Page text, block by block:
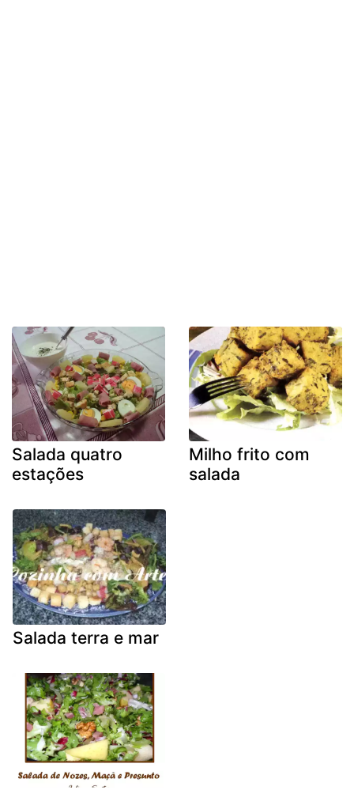
Salada quatro
estações
Milho frito com
salada
Salada terra e mar